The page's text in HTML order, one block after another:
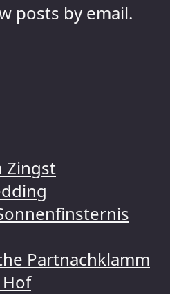
posts by email.
Zingst
Partnachklamm